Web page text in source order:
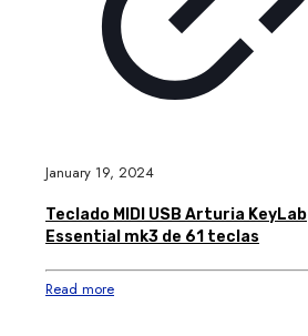
January 19, 2024
Teclado MIDI USB Arturia KeyLab
Essential mk3 de 61 teclas
Read more